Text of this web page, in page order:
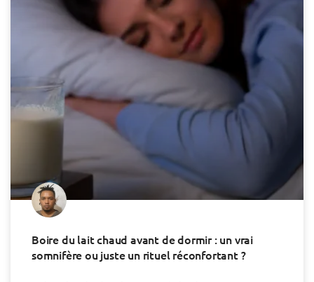
Boire du lait chaud avant de dormir : un vrai
somnifère ou juste un rituel réconfortant ?